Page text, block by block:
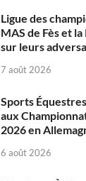
Ligue des
MAS de Fès et
sur leurs
7 août 2026
Sports
aux
2026 en
6 août 2026